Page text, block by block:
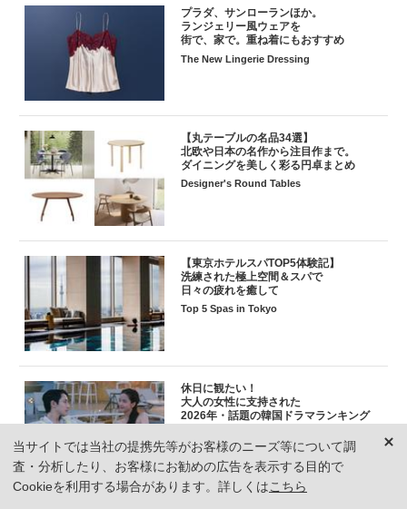
プラダ、サンローランほか。
ランジェリー風ウェアを
街で、家で。重ね着にもおすすめ
The New Lingerie Dressing
【丸テーブルの名品34選】
北欧や日本の名作から注目作まで。
ダイニングを美しく彩る円卓まとめ
Designer's Round Tables
【東京ホテルスパTOP5体験記】
洗練された極上空間＆スパで
日々の疲れを癒して
Top 5 Spas in Tokyo
休日に観たい！
大人の女性に支持された
2026年・話題の韓国ドラマランキング
The Best K-Entertainment
当サイトでは当社の提携先等がお客様のニーズ等について調
査・分析したり、お客様にお勧めの広告を表示する目的で
Cookieを利用する場合があります。詳しくはこちら